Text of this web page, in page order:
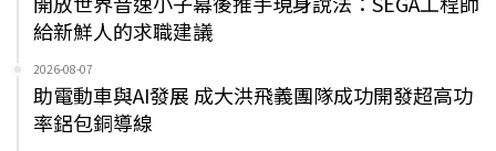
給新鮮人的求職建議
2026-08-07
助電動車與AI發展 成大洪飛義團隊成功開發超高功
率鋁包銅導線